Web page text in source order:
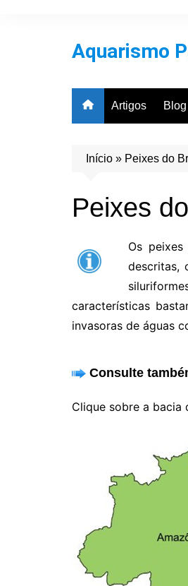
Aquarismo
Artigos Blog
Início » Peixes do
Peixes
Os
descritas,
características
invasoras de águas
Consulte
Clique sobre a bacia